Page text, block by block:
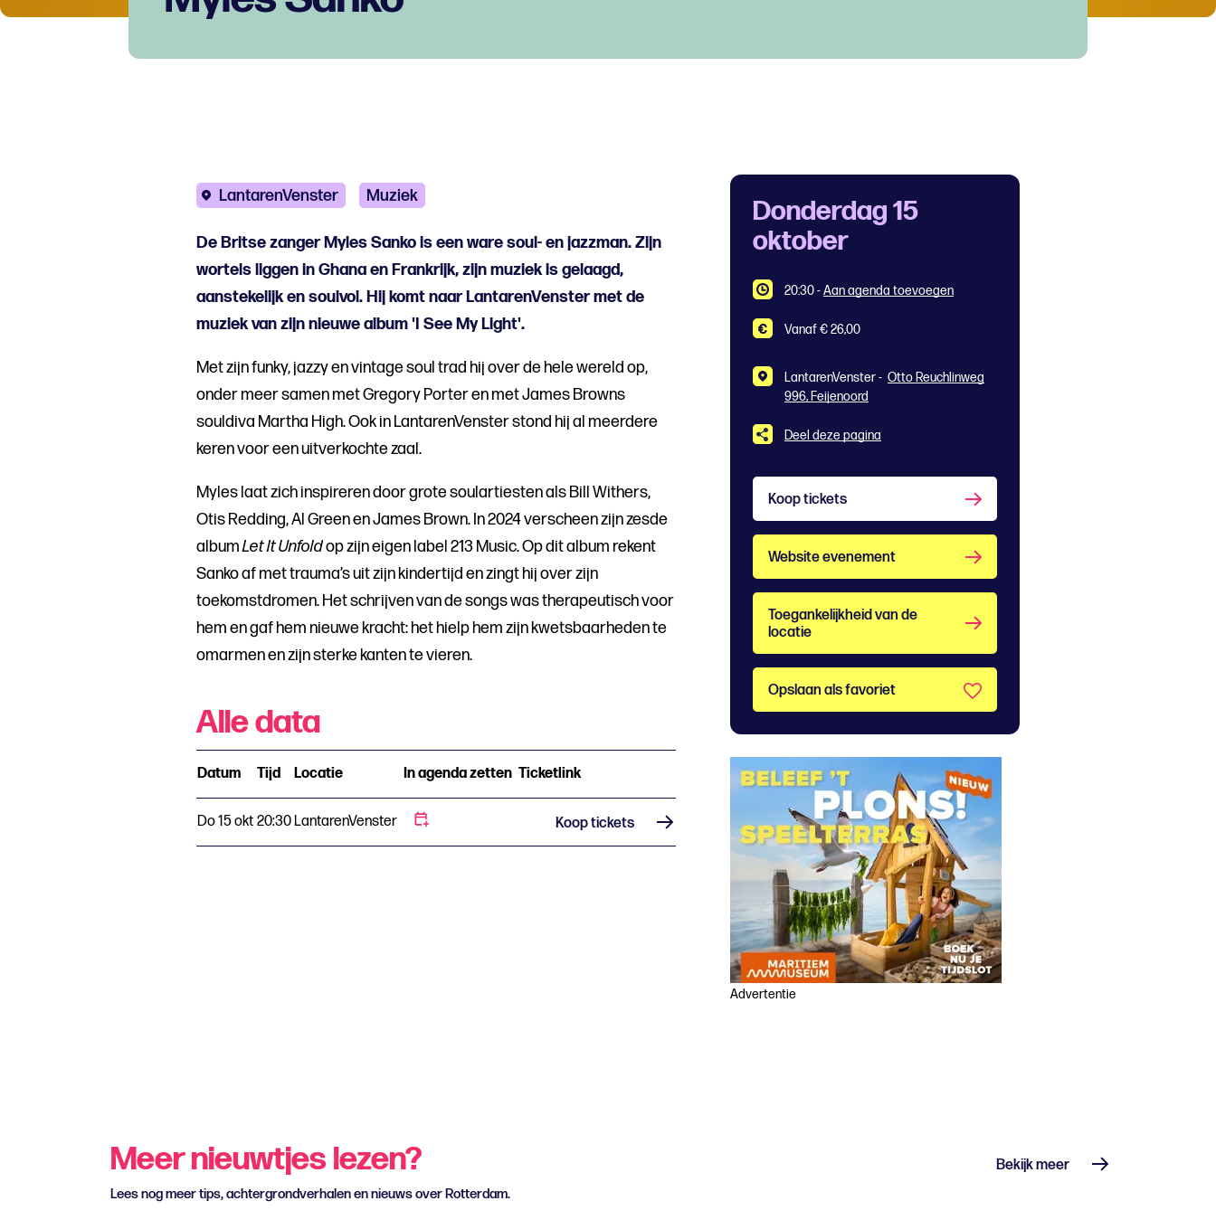
LantarenVenster Muziek
De Britse zanger Myles Sanko is een ware soul- en jazzman. Zijn
wortels liggen in Ghana en Frankrijk, zijn muziek is gelaagd,
aanstekelijk en soulvol. Hij komt naar LantarenVenster met de
muziek van zijn nieuwe album 'I See My Light'.
Met zijn funky, jazzy en vintage soul trad hij over de hele wereld op,
onder meer samen met Gregory Porter en met James Browns
souldiva Martha High. Ook in LantarenVenster stond hij al meerdere
keren voor een uitverkochte zaal.
Myles laat zich inspireren door grote soulartiesten als Bill Withers,
Otis Redding, Al Green en James Brown. In 2024 verscheen zijn zesde
albumLet It Unfoldop zijn eigen label 213 Music. Op dit album rekent
Sanko af met trauma’s uit zijn kindertijd en zingt hij over zijn
toekomstdromen. Het schrijven van de songs was therapeutisch voor
hem en gaf hem nieuwe kracht: het hielp hem zijn kwetsbaarheden te
omarmen en zijn sterke kanten te vieren.
Alle data
Datum Tijd Locatie In agenda zetten Ticketlink
Do 15 okt 20:30LantarenVenster Koop tickets
Donderdag 15
oktober
20:30-Aan agenda toevoegen
Vanaf € 26,00
LantarenVenster - Otto Reuchlinweg
996, Feijenoord
Deel deze pagina
Koop tickets
Website evenement
Toegankelijkheid van de
locatie
Opslaan als favoriet
Advertentie
Meer nieuwtjes lezen?
Lees nog meer tips, achtergrondverhalen en nieuws over Rotterdam.
Bekijk meer